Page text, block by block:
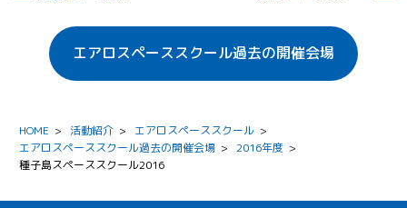
エアロスペーススクール過去の開催会場
HOME > 活動紹介 > エアロスペーススクール >
エアロスペーススクール過去の開催会場 > 2016年度 >
種子島スペーススクール2016